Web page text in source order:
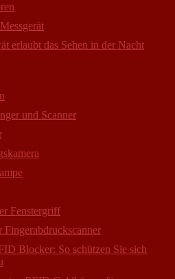
erlaubt das Sehen in der Nacht
und Scanner
Fenstergriff
Fingerabdruckscanner
Blocker: So schützen Sie sich